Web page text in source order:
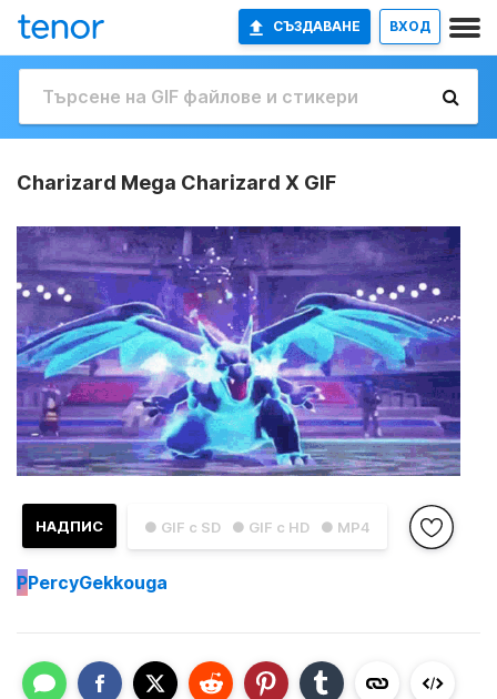
СЪЗДАВАНЕ ВХОД
Charizard Mega Charizard X GIF
● GIF с SD ● GIF с HD ● MP4
НАДПИС
PPercyGekkouga